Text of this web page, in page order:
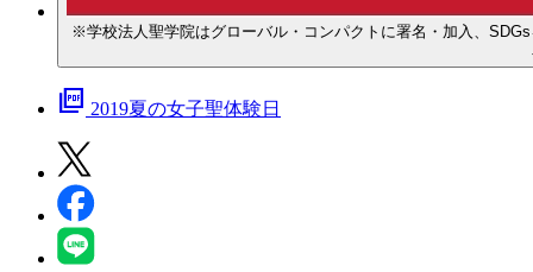
※学校法人聖学院はグローバル・コンパクトに署名・加入、SDGsをめざした活動を 行っています。
picture_as_pdf 2019夏の女子聖体験日